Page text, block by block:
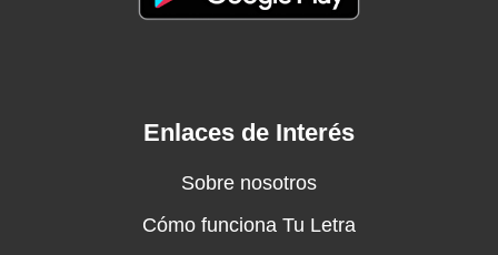
Enlaces de Interés
Sobre nosotros
Cómo funciona Tu Letra